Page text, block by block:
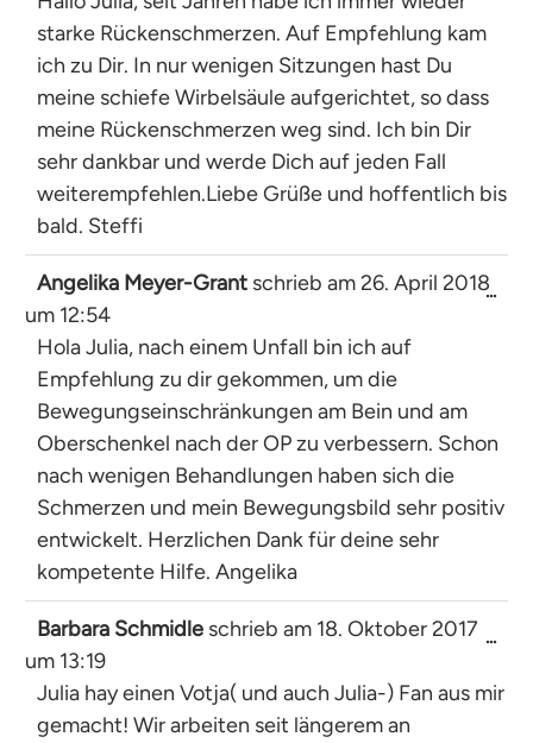
starke Rückenschmerzen. Auf Empfehlung kam
ich zu Dir. In nur wenigen Sitzungen hast Du
meine schiefe Wirbelsäule aufgerichtet, so dass
meine Rückenschmerzen weg sind. Ich bin Dir
sehr dankbar und werde Dich auf jeden Fall
weiterempfehlen.Liebe Grüße und hoffentlich bis
bald. Steffi
Angelika Meyer-Grant schrieb am26. April 2018
um 12:54
Hola Julia, nach einem Unfall bin ich auf
Empfehlung zu dir gekommen, um die
Bewegungseinschränkungen am Bein und am
Oberschenkel nach der OP zu verbessern. Schon
nach wenigen Behandlungen haben sich die
Schmerzen und mein Bewegungsbild sehr positiv
entwickelt. Herzlichen Dank für deine sehr
kompetente Hilfe. Angelika
...
Barbara Schmidle schrieb am 18. Oktober 2017
um 13:19
Julia hay einen Votja( und auch Julia-) Fan aus mir
gemacht! Wir arbeiten seit längerem an
...